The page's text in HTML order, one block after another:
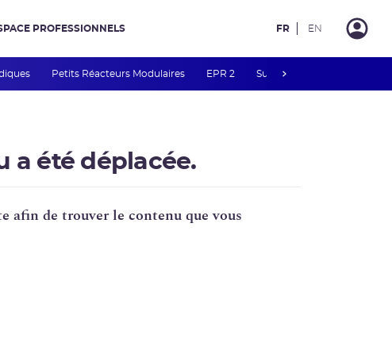
Petits Réacteurs Modulaires EPR 2 Surveillance des PFAS
PROFESSIONNELS FR EN
a été déplacée.
afin de trouver le contenu que vous